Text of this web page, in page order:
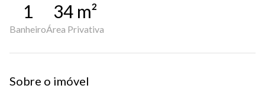
1
Banheiro
34 m²
Área Privativa
Sobre o imóvel